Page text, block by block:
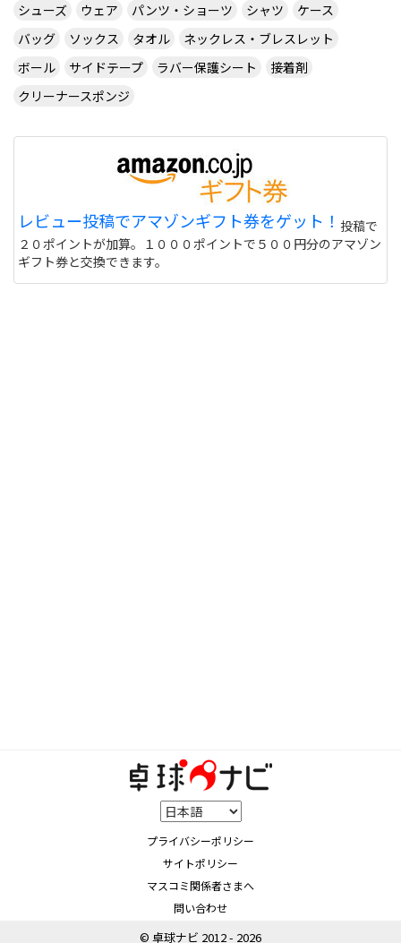
シューズ ウェア パンツ・ショーツ シャツ
ケース
バッグ
ソックス タオル
ネックレス・ブレスレット
ボール
サイドテープ ラバー保護シート
接着剤
クリーナースポンジ
レビュー投稿でアマゾンギフト券をゲット！ 投稿で
２０ポイントが加算。１０００ポイントで５００円分のアマゾン
ギフト券と交換できます。
プライバシーポリシー
サイトポリシー
マスコミ関係者さまへ
問い合わせ
© 卓球ナビ 2012 - 2026